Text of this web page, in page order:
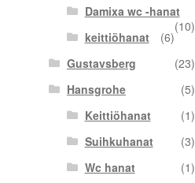
Damixa wc -hanat
(10)
keittiöhanat
(6)
Gustavsberg
(23)
Hansgrohe
(5)
Keittiöhanat
(1)
Suihkuhanat
(3)
Wc hanat
(1)